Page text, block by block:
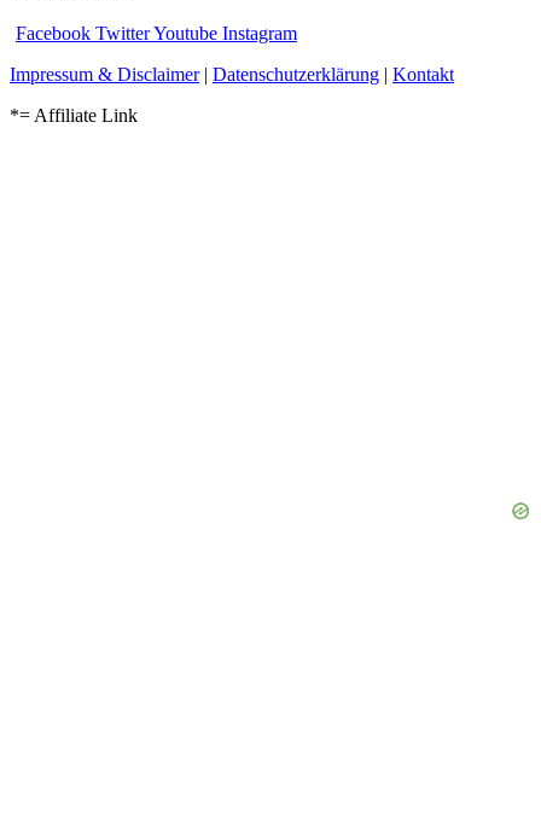
Facebook TwitterYoutube Instagram
Impressum & Disclaimer| Datenschutzerklärung | Kontakt
*= Affiliate Link